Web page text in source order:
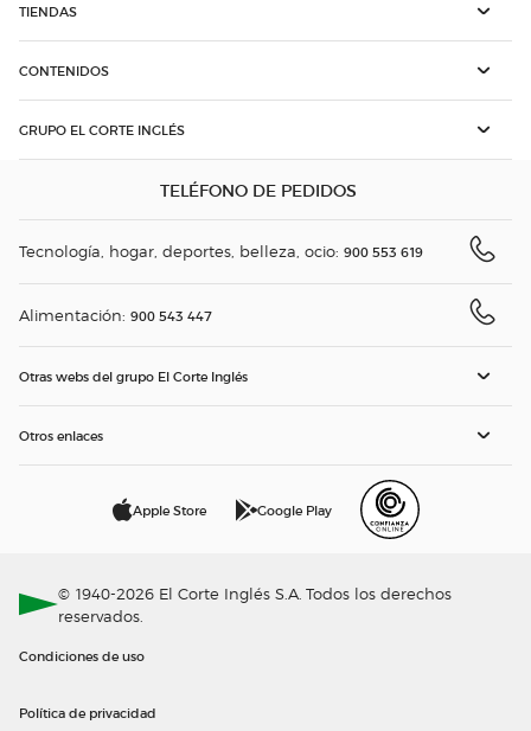
TIENDAS
CONTENIDOS
GRUPO EL CORTE INGLÉS
TELÉFONO DE PEDIDOS
Tecnología, hogar, deportes, belleza, ocio: 900 553 619
Alimentación: 900 543 447
Otras webs del grupo El Corte Inglés
Otros enlaces
Apple Store Google Play
© 1940-2026 El Corte Inglés S.A. Todos los derechos
reservados.
Condiciones de uso
Política de privacidad